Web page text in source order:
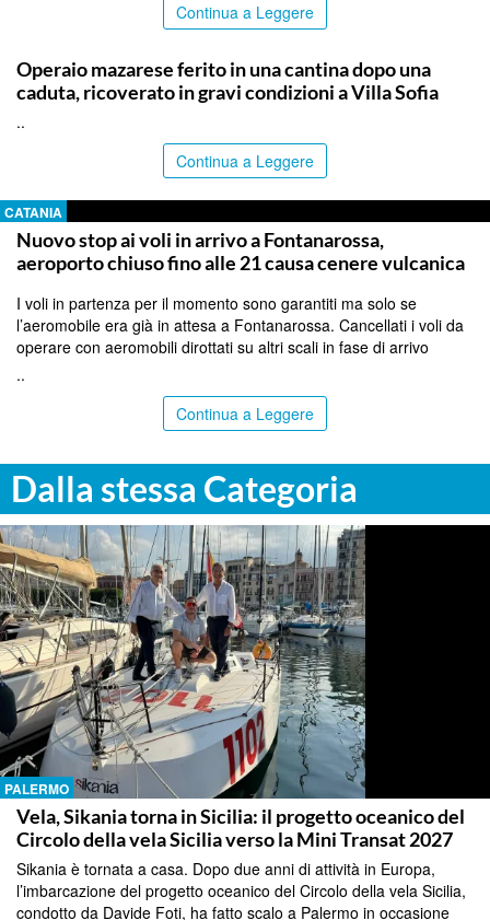
Continua a Leggere
Operaio mazarese ferito in una cantina dopo una
caduta, ricoverato in gravi condizioni a Villa Sofia
..
Continua a Leggere
CATANIA
Nuovo stop ai voli in arrivo a Fontanarossa,
aeroporto chiuso fino alle 21 causa cenere vulcanica
I voli in partenza per il momento sono garantiti ma solo se
l’aeromobile era già in attesa a Fontanarossa. Cancellati i voli da
operare con aeromobili dirottati su altri scali in fase di arrivo
..
Continua a Leggere
Dalla stessa Categoria
PALERMO
Vela, Sikania torna in Sicilia: il progetto oceanico del
Circolo della vela Sicilia verso la Mini Transat 2027
Sikania è tornata a casa. Dopo due anni di attività in Europa,
l’imbarcazione del progetto oceanico del Circolo della vela Sicilia,
condotto da Davide Foti, ha fatto scalo a Palermo in occasione